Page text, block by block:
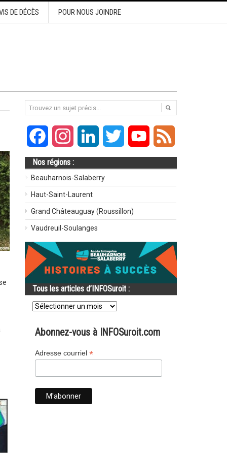
DE DÉCÈS POUR NOUS JOINDRE
FacebookInstagramLinkedIn Twitter YouTube
Nos régions :
Beauharnois-Salaberry
Haut-Saint-Laurent
Grand Châteauguay (Roussillon)
Vaudreuil-Soulanges
Tous les articles d’INFOSuroit :
Tous
les
d’INFOSuroit
Abonnez-vous à INFOSuroit.com
Adresse courriel *